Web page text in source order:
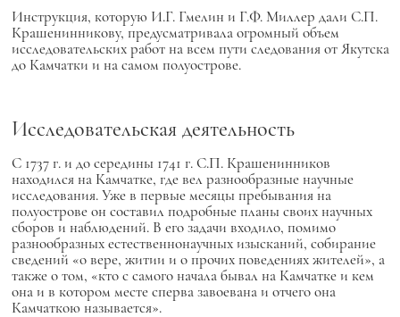
Инструкция, которую И.Г. Гмелин и Г.Ф. Миллер дали С.П.
Крашенинникову, предусматривала огромный объем
исследовательских работ на всем пути следования от Якутска
до Камчатки и на самом полуострове.
Исследовательская деятельность
С 1737 г. и до середины 1741 г. С.П. Крашенинников
находился на Камчатке, где вел разнообразные научные
исследования. Уже в первые месяцы пребывания на
полуострове он составил подробные планы своих научных
сборов и наблюдений. В его задачи входило, помимо
разнообразных естественнонаучных изысканий, собирание
сведений «о вере, житии и о прочих поведениях жителей», а
также о том, «кто с самого начала бывал на Камчатке и кем
она и в котором месте сперва завоевана и отчего она
Камчаткою называется».